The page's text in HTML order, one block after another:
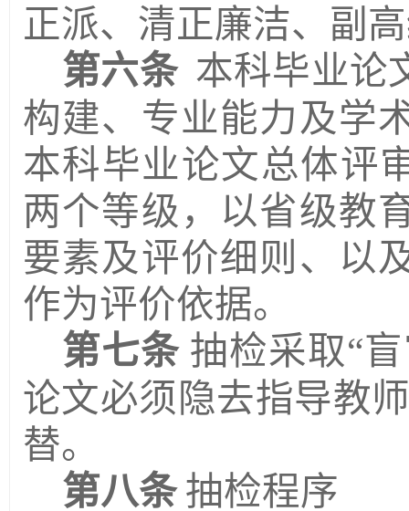
正派、 清正廉洁、 副
第六条 本科毕业论
构建、专业能力及学
本科毕业论文总体评
两个等级，以省级教
要素及评价细则、以
作为评价依据。
第七条 抽检采取“
论文必须隐去指导教
替。
第八条 抽检程序